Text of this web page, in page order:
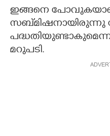
ഇങ്ങനെ
സബ്മിഷനായിരുന്നു
പദ്ധതിയുണ്ടാകുമെന്ന
മറുപടി.